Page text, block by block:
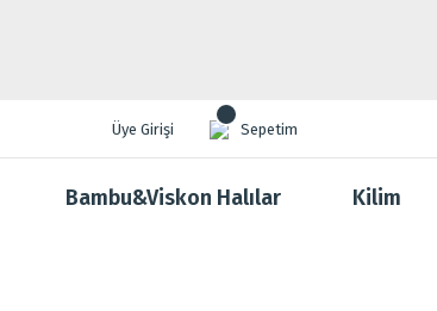
Üye Girişi Sepetim
Bambu&Viskon Halılar Kilim